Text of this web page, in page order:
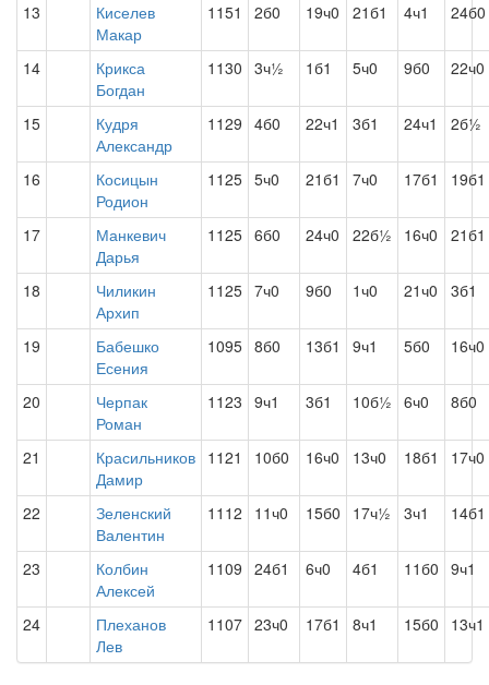
13
Киселев
Макар
1151 2б0 19ч0 21б1 4ч1 24б0
14
Крикса
Богдан
1130 3ч½ 1б1 5ч0 9б0 22ч0
15
Кудря
Александр
1129 4б0 22ч1 3б1 24ч1 2б½
16
Косицын
Родион
1125 5ч0 21б1 7ч0 17б1 19б1
17
Манкевич
Дарья
1125 6б0 24ч0 22б½ 16ч0 21б1
18
Чиликин
Архип
1125 7ч0 9б0 1ч0 21ч0 3б1
19
Бабешко
Есения
1095 8б0 13б1 9ч1 5б0 16ч0
20
Черпак
Роман
1123 9ч1 3б1 10б½ 6ч0 8б0
21
Красильников
Дамир
1121 10б0 16ч0 13ч0 18б1 17ч0
22
Зеленский
Валентин
1112 11ч0 15б0 17ч½ 3ч1 14б1
23
Колбин
Алексей
1109 24б1 6ч0 4б1 11б0 9ч1
24
Плеханов
Лев
1107 23ч0 17б1 8ч1 15б0 13ч1